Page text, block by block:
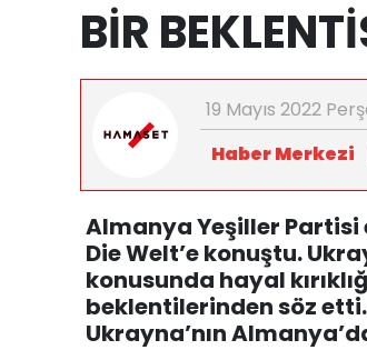
BİR
19 Mayıs 2022
Haber Merkezi
Almanya Yeşiller Partisi
Die Welt’e konuştu.
konusunda hayal
beklentilerinden söz
Ukrayna’nın